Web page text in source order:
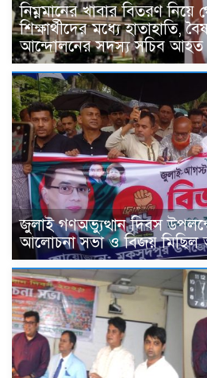
নিম্নমানের খাবার বিতরণ নিয়ে
শিক্ষার্থীদের মধ্যে হাতাহাতি,
আন্দোলনের সদস্য সচিব আহত
জুলাই গণঅভ্যুত্থান দিবস
আলোচনা সভা ও বিজয় মিছিল